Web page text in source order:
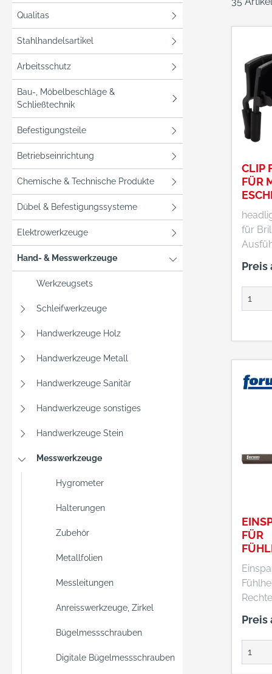
Qualitas
Stahlhandelsartikel
Arbeitsschutz
Bau-, Möbelbeschläge &
Schließtechnik
Befestigungsteile
Betriebseinrichtung
Chemische & Technische Produkte
Dübel & Befestigungssysteme
Elektrowerkzeuge
Hand- & Messwerkzeuge
Werkzeugsets
Schleifwerkzeuge
Handwerkzeuge Holz
Handwerkzeuge Metall
Handwerkzeuge Sanitär
Handwerkzeuge sonstiges
Handwerkzeuge Stein
Messwerkzeuge
Hygrometer
Halterungen
Zubehör
Metallfolien
Messleitungen
Anreisswerkzeuge, Zirkel
Bügelmessschrauben
Digitale Bügelmessschrauben
CLIP
FÜR
für
LED-
auf
ca.
und
14
Optik
Str.
Preis
FÜR
ERÄT
8 mm
mmung
Preis